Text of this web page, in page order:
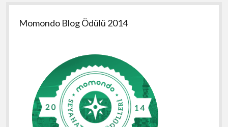
Momondo Blog Ödülü 2014